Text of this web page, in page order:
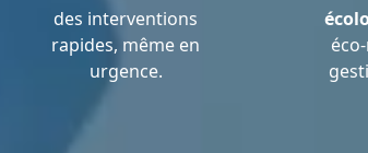
des interventions
rapides, même en
urgence.